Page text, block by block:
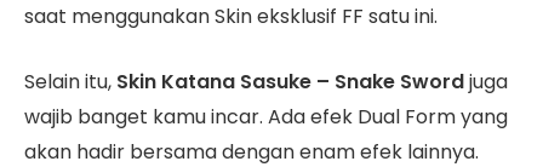
saat menggunakan Skin eksklusif FF satu ini.
Selain itu, Skin Katana Sasuke – Snake Swordjuga
wajib banget kamu incar. Ada efek Dual Form yang
akan hadir bersama dengan enam efek lainnya.